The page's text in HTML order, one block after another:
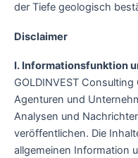
der Tiefe geologisch
Disclaimer
I. Informationsfunktion
GOLDINVEST
Agenturen und
Analysen und
veröffentlichen. Die
allgemeinen Information